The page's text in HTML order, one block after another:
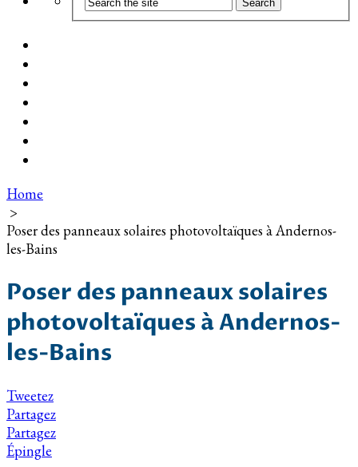
Home
>
Poser des panneaux solaires photovoltaïques à Andernos-
les-Bains
Poser des panneaux solaires
photovoltaïques à Andernos-
les-Bains
Tweetez
Partagez
Partagez
Épingle